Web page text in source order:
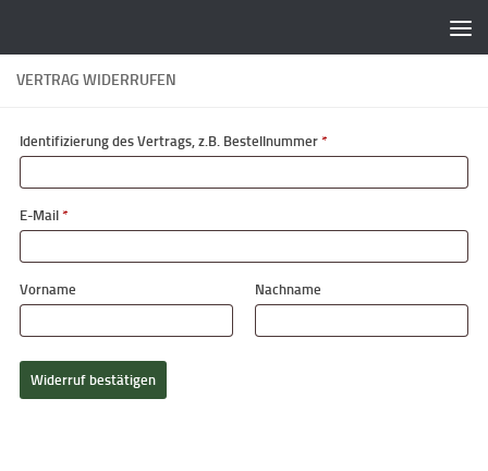
VERTRAG WIDERRUFEN
Identifizierung des Vertrags, z.B. Bestellnummer *
E-Mail *
E-
Vorname Nachname
Widerruf bestätigen